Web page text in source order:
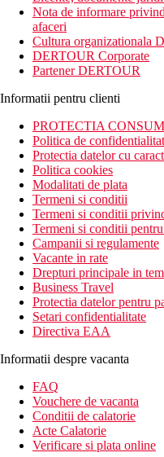
Ramgoolam (MRU) este
Distanta
Plaja: in apropiere
Aeroport: 43 km
Descriere camere
Camera dubla
uscator de par, aer
facilitati pentru
terasa.
Camera de familie
camera mai
Descrierea hotelului
hol de intrare
receptie
2 restaurante
chiosc cu bauturi
2 baruri
piscina
butic
Plaja
Divertisment
4x divertisment
Nota de informare
afaceri
Cultura organizationala
DERTOUR Corporate
Partener DERTOUR
Informatii pentru clienti
PROTECTIA
Politica de
Protectia datelor cu
Politica cookies
Modalitati de plata
Termeni si conditii
Termeni si conditii
Termeni si conditii
Campanii si regulamente
Vacante in rate
Drepturi principale in
Business Travel
Protectia datelor pentru
Setari confidentialitate
Directiva EAA
Informatii despre vacanta
FAQ
Vouchere de vacanta
Conditii de calatorie
Acte Calatorie
Verificare si plata online